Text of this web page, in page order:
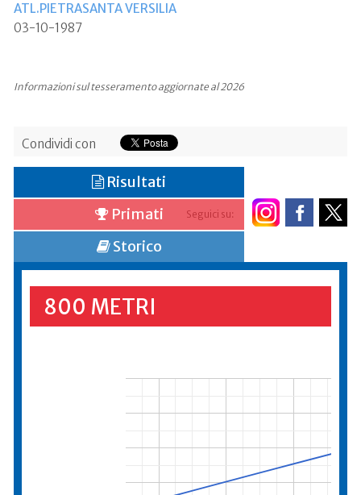
ATL.PIETRASANTA VERSILIA
03-10-1987
Informazioni sul tesseramento aggiornate al 2026
Condividi con
Seguici su:
Risultati
Primati
Storico
800 METRI